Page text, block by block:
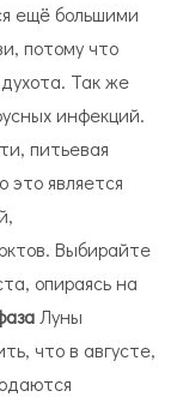
ещё большими
потому что
Так же
инфекций.
питьевая
это является
Выбирайте
опираясь на
Луны
что в августе,